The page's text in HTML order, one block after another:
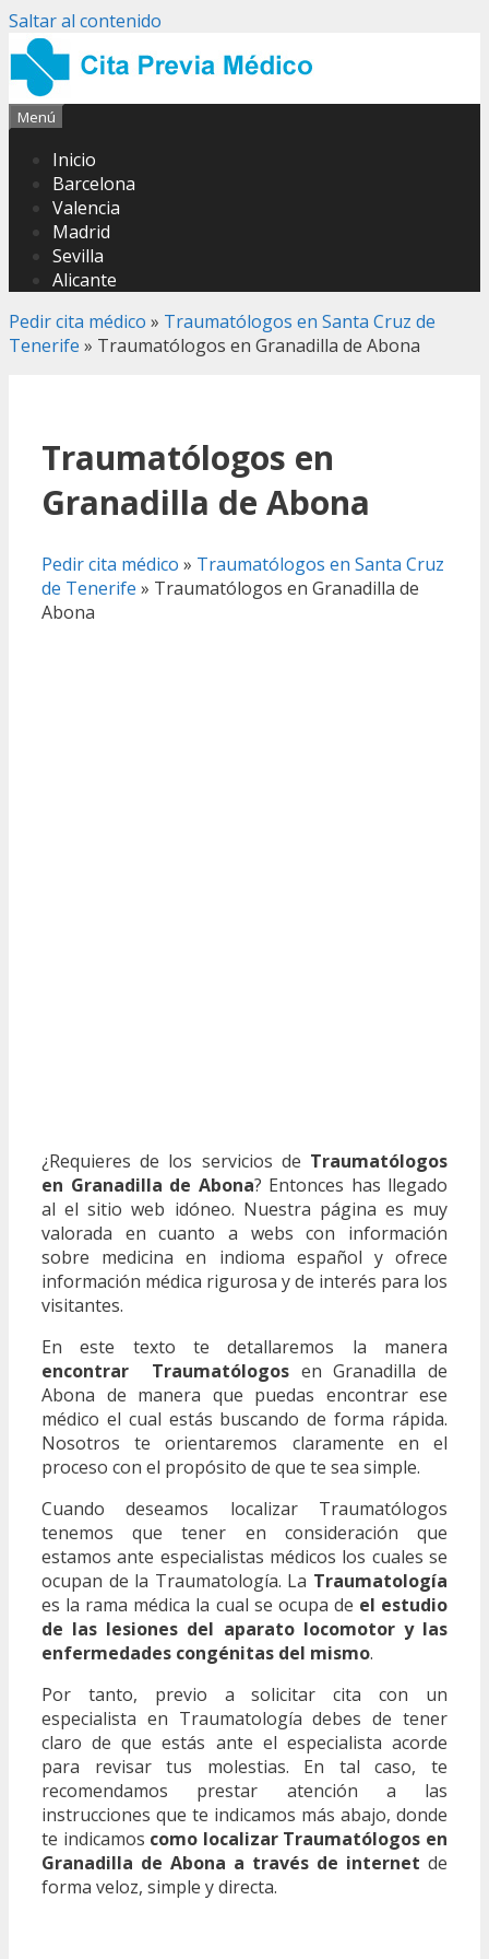
Saltar al contenido
Menú
Inicio
Barcelona
Valencia
Madrid
Sevilla
Alicante
Pedir cita médico » Traumatólogos en Santa Cruz de
Tenerife » Traumatólogos en Granadilla de Abona
Traumatólogos en
Granadilla de Abona
Pedir cita médico » Traumatólogos en Santa Cruz
de Tenerife » Traumatólogos en Granadilla de
Abona
¿Requieres de los servicios de Traumatólogos
en Granadilla de Abona? Entonces has llegado
al el sitio web idóneo. Nuestra página es muy
valorada en cuanto a webs con información
sobre medicina en indioma español y ofrece
información médica rigurosa y de interés para los
visitantes.
En este texto te detallaremos la manera
encontrar Traumatólogos en Granadilla de
Abona de manera que puedas encontrar ese
médico el cual estás buscando de forma rápida.
Nosotros te orientaremos claramente en el
proceso con el propósito de que te sea simple.
Cuando deseamos localizar Traumatólogos
tenemos que tener en consideración que
estamos ante especialistas médicos los cuales se
ocupan de la Traumatología. La Traumatología
es la rama médica la cual se ocupa de el estudio
de las lesiones del aparato locomotor y las
enfermedades congénitas del mismo.
Por tanto, previo a solicitar cita con un
especialista en Traumatología debes de tener
claro de que estás ante el especialista acorde
para revisar tus molestias. En tal caso, te
recomendamos prestar atención a las
instrucciones que te indicamos más abajo, donde
te indicamos como localizar Traumatólogos en
Granadilla de Abona a través de internet de
forma veloz, simple y directa.